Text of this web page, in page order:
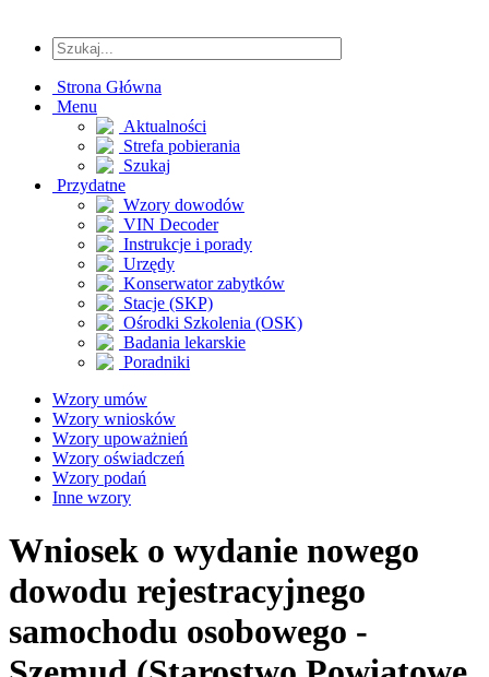
Strona Główna
Menu
Aktualności
Strefa pobierania
Szukaj
Przydatne
Wzory dowodów
VIN Decoder
Instrukcje i porady
Urzędy
Konserwator zabytków
Stacje (SKP)
Ośrodki Szkolenia (OSK)
Badania lekarskie
Poradniki
Wzory umów
Wzory wniosków
Wzory upoważnień
Wzory oświadczeń
Wzory podań
Inne wzory
Wniosek o wydanie nowego
dowodu rejestracyjnego
samochodu osobowego -